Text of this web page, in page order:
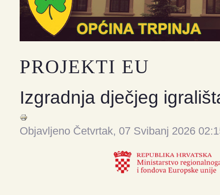
PROJEKTI EU
Izgradnja dječjeg
Objavljeno Četvrtak, 07 Svibanj 2026